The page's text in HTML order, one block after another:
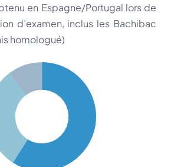
en Espagne/Portugal lors de
d’examen, inclus les Bachibac
homologué)